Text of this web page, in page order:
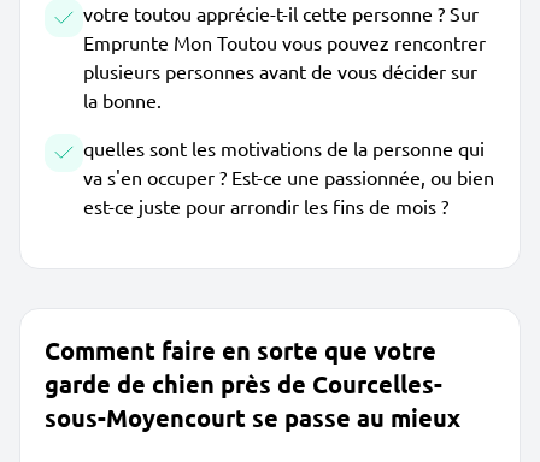
votre toutou apprécie-t-il cette personne ? Sur
Emprunte Mon Toutou vous pouvez rencontrer
plusieurs personnes avant de vous décider sur
la bonne.
quelles sont les motivations de la personne qui
va s'en occuper ? Est-ce une passionnée, ou bien
est-ce juste pour arrondir les fins de mois ?
Comment faire en sorte que votre
garde de chien près de Courcelles-
sous-Moyencourt se passe au mieux